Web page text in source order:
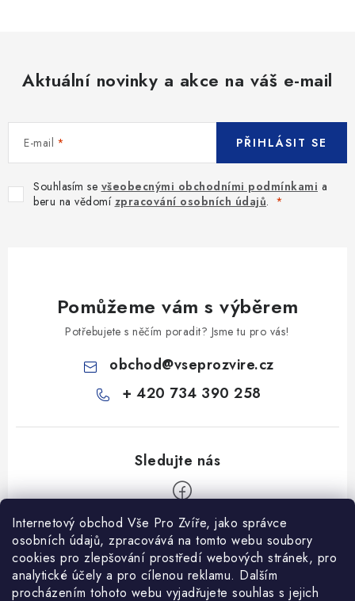
Internetový obchod Vše Pro Zvíře, jako správce
osobních údajů, zpracovává na tomto webu soubory
cookies pro zlepšování prostředí webových stránek, pro
analytické účely a pro cílenou reklamu. Dalším
procházením tohoto webu vyjadřujete souhlas s jejich
Aktuální novinky a akce na váš e-mail
E-mail
Souhlasím se všeobecnými obchodními podmínkami a
beru na vědomí zpracování osobních údajů.
PŘIHLÁSIT SE
Pomůžeme vám s výběrem
Potřebujete s něčím poradit? Jsme tu pro vás!
obchod@vseprozvire.cz
+ 420 734 390 258
Informace pro Vás